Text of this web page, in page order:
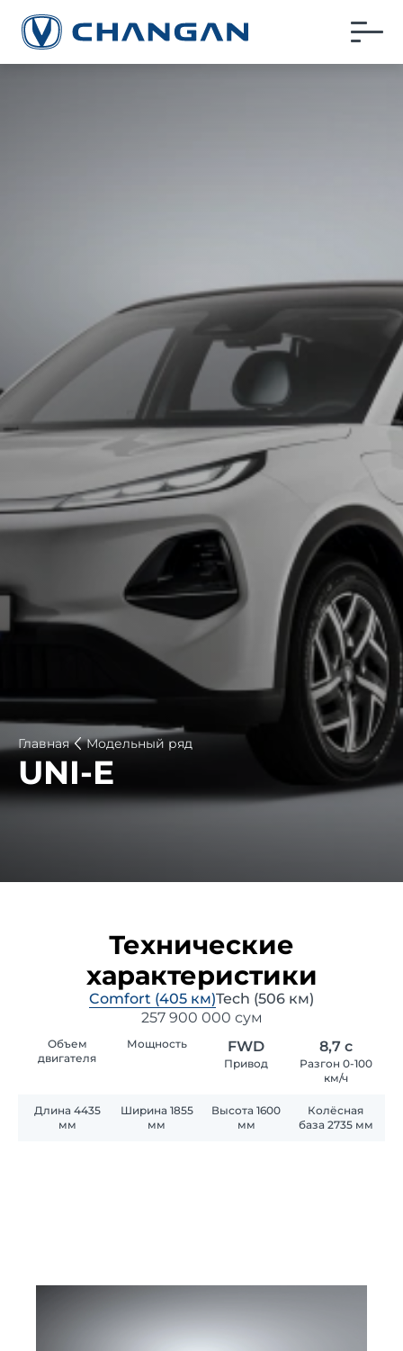
Главная Модельный ряд
UNI-E
Технические
характеристики
Comfort (405 км)Tech (506 км)
257 900 000 сум
Объем
двигателя
Мощность FWD
Привод
8,7 с
Разгон 0-100
км/ч
Длина 4435
мм
Ширина 1855
мм
Высота 1600
мм
Колёсная
база 2735 мм